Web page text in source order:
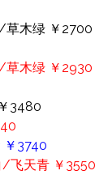
草木绿 ￥2700
草木绿 ￥2930
3480
￥3740
/飞天青 ￥3550